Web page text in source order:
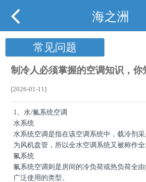
 海之洲
常见问题
制冷人必须掌握的空调知识，你
[2026-01-11]
1、水/氟系统空调
水系统
水系统空调是指在该空调系统中，载冷剂
为风机盘管，所以全水空调系统又被称作
氟系统
氟系统空调则是房间的冷负荷或热负荷全
广泛使用的类型。